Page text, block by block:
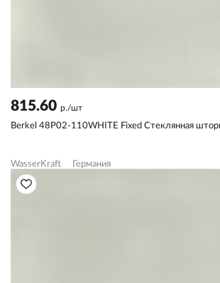
815.60 р./шт
Berkel 48P02-110WHITE Fixed Стеклянная
WasserKraft Германия